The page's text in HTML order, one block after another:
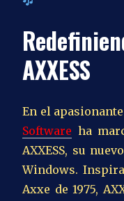
AXXESS
En el
Software ha
AXXESS, su
Windows.
Axxe de 1975,